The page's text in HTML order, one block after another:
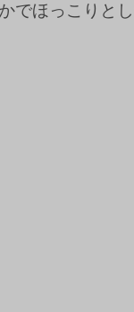
でほっこりと